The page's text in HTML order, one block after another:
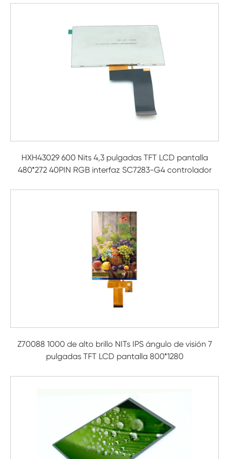
HXH43029 600 Nits 4,3 pulgadas TFT LCD pantalla
480*272 40PIN RGB interfaz SC7283-G4 controlador
Z70088 1000 de alto brillo NITs IPS ángulo de visión 7
pulgadas TFT LCD pantalla 800*1280